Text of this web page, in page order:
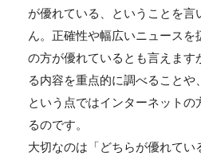
が優れている、ということを
ん。正確性や幅広いニュース
の方が優れているとも言えます
る内容を重点的に調べることや
という点ではインターネット
るのです。
大切なのは「どちらが優れてい